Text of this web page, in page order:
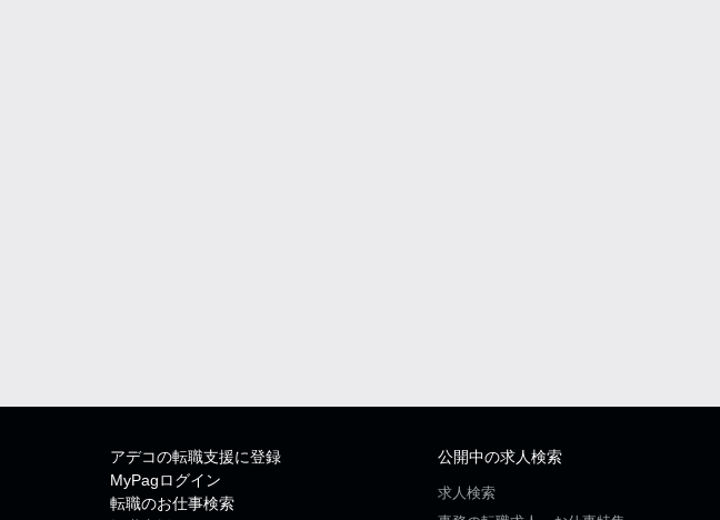
アデコの転職支援に登録
MyPagログイン
転職のお仕事検索
公開中の求人検索
求人検索